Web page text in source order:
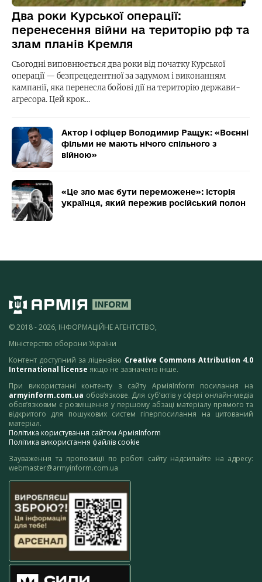
Два роки Курської операції:
перенесення війни на територію рф та
злам планів Кремля
Сьогодні виповнюється два роки від початку Курської
операції — безпрецедентної за задумом і виконанням
кампанії, яка перенесла бойові дії на територію держави-
агресора. Цей крок…
Актор і офіцер Володимир Ращук: «Воєнні
фільми не мають нічого спільного з
війною»
«Це зло має бути переможене»: історія
українця, який пережив російський полон
© 2018 - 2026, ІНФОРМАЦІЙНЕ АГЕНТСТВО,
Міністерство оборони України
Контент доступний за ліцензією Creative Commons Attribution 4.0
International license якщо не зазначено інше.
При використанні контенту з сайту АрміяInform посилання на
armyinform.com.ua обов’язкове. Для суб’єктів у сфері онлайн-медіа
обов’язковим є розміщення у першому абзаці матеріалу прямого та
відкритого для пошукових систем гіперпосилання на цитований
матеріал.
Політика користування сайтом АрміяInform
Політика використання файлів cookie
Зауваження та пропозиції по роботі сайту надсилайте на адресу:
webmaster@armyinform.com.ua